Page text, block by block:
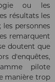
ou les
résultats les
personnes
remarquent
doutent que
d'enquêtes,
pilote
manière trop